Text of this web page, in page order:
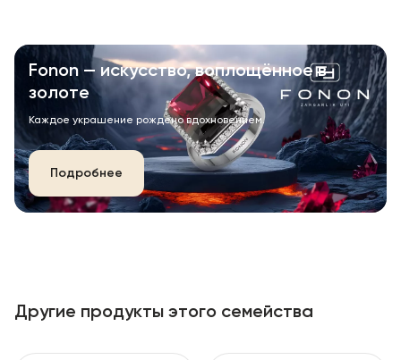
Fonon — искусство, воплощённое в
золоте
Каждое украшение рождено вдохновением.
Подробнее
Другие продукты этого семейства